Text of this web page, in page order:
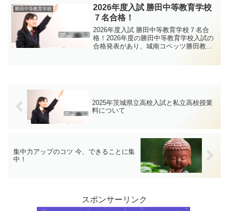
についても解説いたしますので、今後の
受験対策にお役立て下さい。
勝田中等教育学校
2026年度入試 勝田中等教育学校
７名合格！
2026年度入試 勝田中等教育学校７名合
格！2026年度の勝田中等教育学校入試の
合格発表があり、城南コベッツ勝田教室
2025年茨城県立高校入試と私立高校授業
料について
集中力アップのコツ 今、できることに集
中！
スポンサーリンク